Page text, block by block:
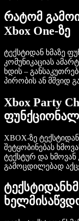
რატომ
Xbox One-ზე
ტექსტიდან ხმაზე
კომუნიკაციას
ხდის –
პირობის ან მშვიდ
Xbox Party
XBOX-ზე
შეტყობინებას
ტექსტურ და
გამოცდილებად